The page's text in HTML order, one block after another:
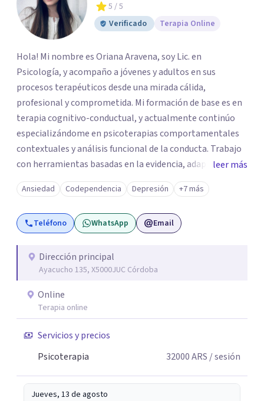
5 / 5
Verificado
Terapia Online
Hola! Mi nombre es Oriana Aravena, soy Lic. en
Psicología, y acompaño a jóvenes y adultos en sus
procesos terapéuticos desde una mirada cálida,
profesional y comprometida. Mi formación de base es en
terapia cognitivo-conductual, y actualmente continúo
especializándome en psicoterapias comportamentales
contextuales y análisis funcional de la conducta. Trabajo
con herramientas basadas en la evidencia, adaptando
cada proceso a las necesidades de quien consulta, para
ofrecer un espacio de escucha, comprensión y cambio
real. Mi objetivo es brindarte un acompañamiento
humano y personalizado, donde puedas comprender lo
construir una vida con mayor bienestar y sentido.
leer más
Ansiedad Codependencia Depresión +7 más
Teléfono WhatsApp Email
Dirección principal
Ayacucho 135, X5000JUC Córdoba
Online
Terapia online
Servicios y precios
Psicoterapia
32000ARS / sesión
Jueves, 13 de agosto